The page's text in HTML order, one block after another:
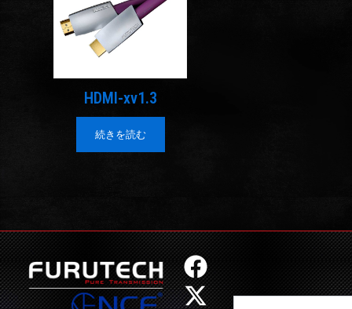
HDMI-xv1.3
続きを読む
F
a
X
-
I
n
Y
o